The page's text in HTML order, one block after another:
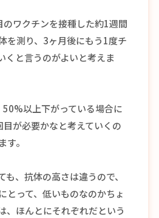
ワクチンを接種した約1週間
を測り、3ヶ月後にもう1度チ
くと言うのがよいと考えま
以上下がっている場合に
が必要かなと考えていくの
。
、抗体の高さは違うので、
とって、低いものなのかちょ
、ほんとにそれぞれだという